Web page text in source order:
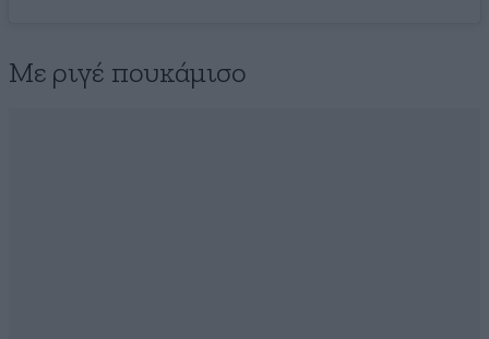
Με ριγέ πουκάμισο